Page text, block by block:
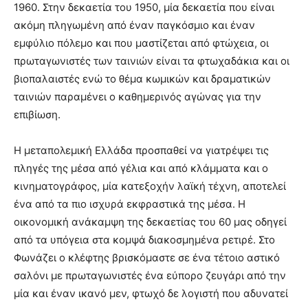
1960. Στην δεκαετία του 1950, μία δεκαετία που είναι
ακόμη πληγωμένη από έναν παγκόσμιο και έναν
εμφύλιο πόλεμο και που μαστίζεται από φτώχεια, οι
πρωταγωνιστές των ταινιών είναι τα φτωχαδάκια και οι
βιοπαλαιστές ενώ το θέμα κωμικών και δραματικών
ταινιών παραμένει ο καθημερινός αγώνας για την
επιβίωση.
Η μεταπολεμική Ελλάδα προσπαθεί να γιατρέψει τις
πληγές της μέσα από γέλια και από κλάμματα και ο
κινηματογράφος, μία κατεξοχήν λαϊκή τέχνη, αποτελεί
ένα από τα πιο ισχυρά εκφραστικά της μέσα. Η
οικονομική ανάκαμψη της δεκαετίας του 60 μας οδηγεί
από τα υπόγεια στα κομψά διακοσμημένα ρετιρέ. Στο
Φωνάζει ο κλέφτης βρισκόμαστε σε ένα τέτοιο αστικό
σαλόνι με πρωταγωνιστές ένα εύπορο ζευγάρι από την
μία και έναν ικανό μεν, φτωχό δε λογιστή που αδυνατεί